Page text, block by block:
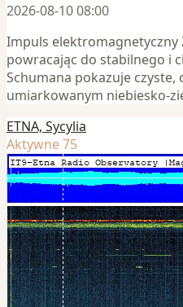
2026-08-10 08:00
Impuls elektromagnetyczny
powracając do stabilnego i
Schumana pokazuje
umiarkowanym niebiesko-
ETNA, Sycylia
Aktywne 75